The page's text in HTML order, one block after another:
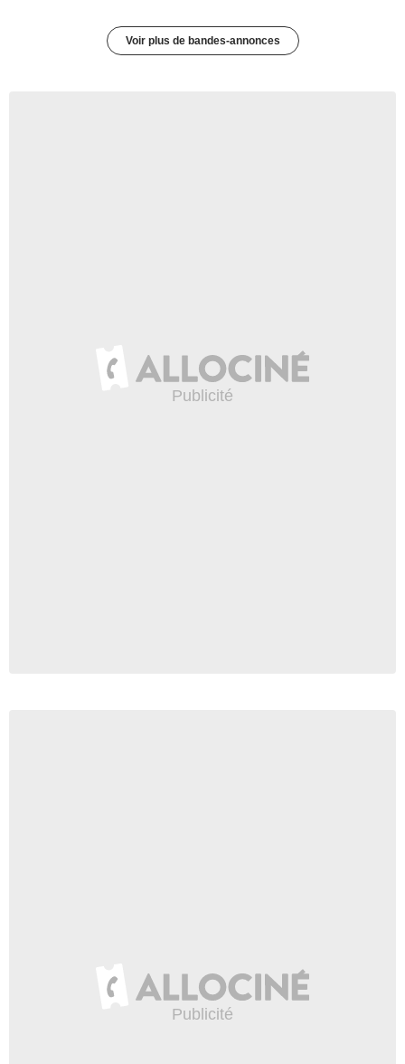
Voir plus de bandes-annonces